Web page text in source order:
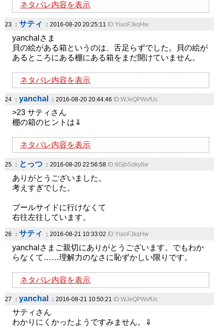
ネタバレ内容を表示
23 ： サティ ：2016-08-20 20:25:11 ID:YiaoFJkqHw
yanchalさま
貝の絵がある箱というのは、舌足らずでした。貝の絵が
あるところにある棚にある箱をまだ開けていません。
ネタバレ内容を表示
24 ： yanchal ：2016-08-20 20:44:46 ID:WJeQPWvfUc
>23 サティさん
棚の箱のヒントは⇓
ネタバレ内容を表示
25 ： とっつ ：2016-08-20 22:56:58 ID:9GjbSdky8w
ありがとうございました。
考えすぎでした。
プールサイドに行けなくて
右往左往しています。
26 ： サティ ：2016-08-21 10:33:02 ID:YiaoFJkqHw
yanchalさまご親切にありがとうございます。でもわか
らなくて……理解力のなさに恥ずかしい限りです。
ネタバレ内容を表示
27 ： yanchal ：2016-08-21 10:50:21 ID:WJeQPWvfUc
サティさん
わかりにくかったようですみません。⇓